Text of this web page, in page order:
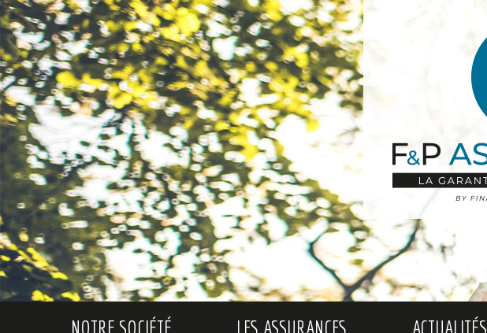
NOTRE SOCIÉTÉ LES ASSURANCES ACTUALITÉS